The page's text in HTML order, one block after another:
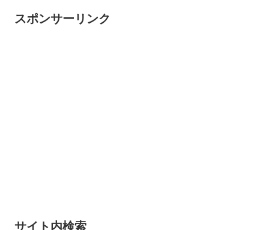
スポンサーリンク
サイト内検索